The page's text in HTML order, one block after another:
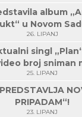
album
u Novom
26. LIPANJ
singl
broj sniman
25. LIPANJ
PRIPADAM“!
23. LIPANJ